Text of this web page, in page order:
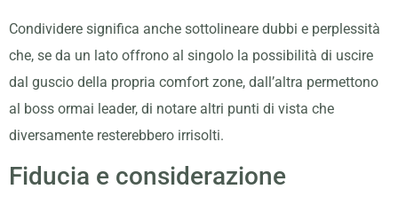
Condividere significa anche sottolineare dubbi e perplessità
che, se da un lato offrono al singolo la possibilità di uscire
dal guscio della propria comfort zone, dall’altra permettono
al boss ormai leader, di notare altri punti di vista che
diversamente resterebbero irrisolti.
Fiducia e considerazione